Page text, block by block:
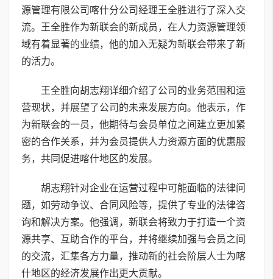
源管理有限公司喀什分公司经理王全胜进行了深入交
流。王全胜作为新联会的新成员，在人力资源管理领
域有着显著的业绩，他的加入无疑为新联会带来了新
的活力。
王全胜向胡志翔详细介绍了公司的业务范围和运
营现状，并展望了公司的未来发展方向。他表示，作
为新联会的一员，他期待与会员单位之间建立更加紧
密的合作关系，并为会员提供人力资源方面的优惠服
务，共同促进喀什地区的发展。
胡志翔针对企业在运营过程中可能面临的法律问
题，如劳动争议、合同风险等，提供了专业的法律咨
询和解决方案。他强调，新联会将致力于打造一个资
源共享、互助合作的平台，并将继续加强与会员之间
的交流，汇集各方力量，推动新的社会阶层人士为喀
什地区的经济发展作出更大贡献。